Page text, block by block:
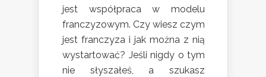
jest współpraca w modelu
franczyzowym. Czy wiesz czym
jest franczyza i jak można z nią
wystartować? Jeśli nigdy o tym
nie słyszałeś, a szukasz